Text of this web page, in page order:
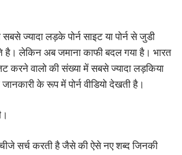
सबसे ज्यादा लड़के पोर्न साइट या पोर्न से जुडी
है। लेकिन अब जमाना काफी बदल गया है। भारत
करने वालो की संख्या में सबसे ज्यादा लड़किया
के रूप में पोर्न वीडियो देखती है।
सर्च करती है जैसे की ऐसे नए शब्द जिनकी